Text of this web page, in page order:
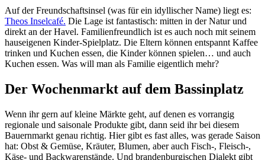
Auf der Freundschaftsinsel (was für ein idyllischer Name) liegt es:
Theos Inselcafé. Die Lage ist fantastisch: mitten in der Natur und
direkt an der Havel. Familienfreundlich ist es auch noch mit seinem
hauseigenen Kinder-Spielplatz. Die Eltern können entspannt Kaffee
trinken und Kuchen essen, die Kinder können spielen… und auch
Kuchen essen. Was will man als Familie eigentlich mehr?
Der Wochenmarkt auf dem Bassinplatz
Wenn ihr gern auf kleine Märkte geht, auf denen es vorrangig
regionale und saisonale Produkte gibt, dann seid ihr bei diesem
Bauernmarkt genau richtig. Hier gibt es fast alles, was gerade Saison
hat: Obst & Gemüse, Kräuter, Blumen, aber auch Fisch-, Fleisch-,
Käse- und Backwarenstände. Und brandenburgischen Dialekt gibt